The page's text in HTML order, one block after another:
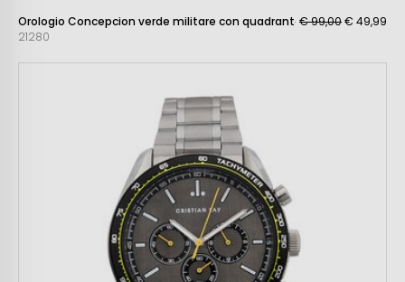
Orologio Concepcion verde militare con quadrante bianco e nero
21280
€ 99,00€ 49,99